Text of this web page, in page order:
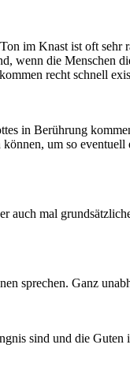
im Knast ist oft sehr
wenn die Menschen
recht schnell
in Berührung
um so
auch mal
sprechen. Ganz
sind und die Guten